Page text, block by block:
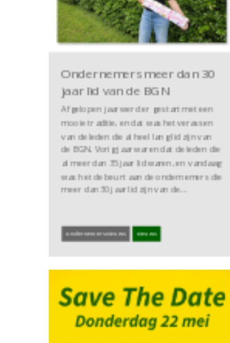
Ondernemers meer dan 30
jaar lid van de BGN
Afgelopen jaar werd er gestart met een
mooie traditie, en dat was het verassen
van de leden die al heel lang lid zijn van
de BGN. Vorig jaar waren dat de leden die
al meer dan 35 jaar lid waren, en vandaag
was het de beurt aan de ondernemers die
meer dan 30 jaar lid zijn van de…
ondernemersnieuws nieuws